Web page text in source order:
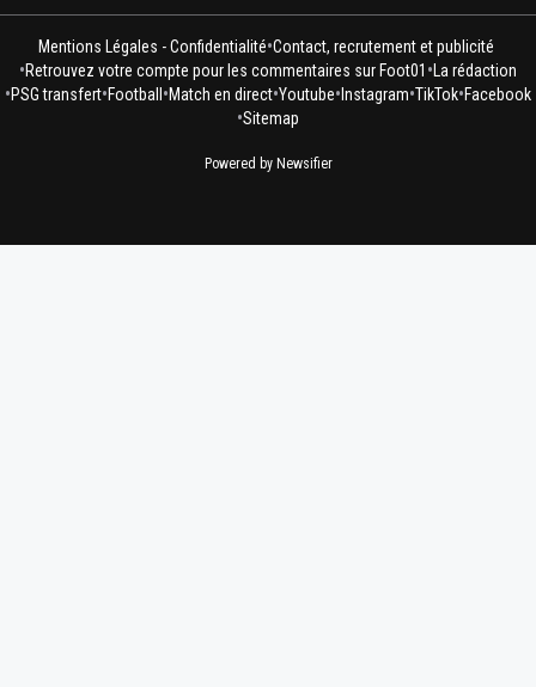
Mentions Légales - Confidentialité•Contact, recrutement et publicité
•Retrouvez votre compte pour les commentaires sur Foot01 • La rédaction
•PSG transfert•Football •Match en direct•Youtube• Instagram•TikTok•Facebook
•Sitemap
Powered by Newsifier